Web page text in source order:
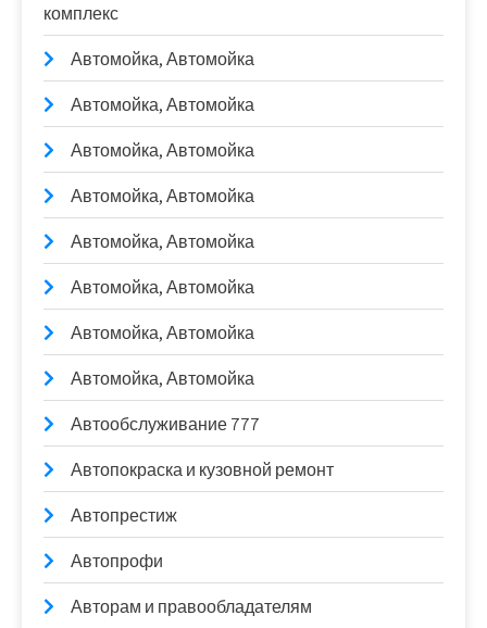
комплекс
Автомойка, Автомойка
Автомойка, Автомойка
Автомойка, Автомойка
Автомойка, Автомойка
Автомойка, Автомойка
Автомойка, Автомойка
Автомойка, Автомойка
Автомойка, Автомойка
Автообслуживание 777
Автопокраска и кузовной ремонт
Автопрестиж
Автопрофи
Авторам и правообладателям